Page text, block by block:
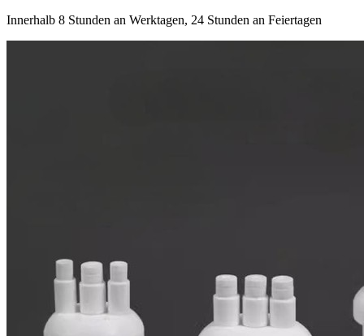
Innerhalb 8 Stunden an Werktagen, 24 Stunden an Feiertagen